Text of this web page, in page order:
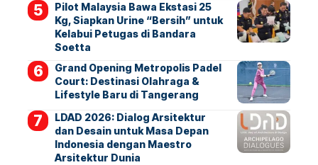
Pilot Malaysia Bawa Ekstasi 25
Kg, Siapkan Urine “Bersih” untuk
Kelabui Petugas di Bandara
Soetta
Grand Opening Metropolis Padel
Court: Destinasi Olahraga &
Lifestyle Baru di Tangerang
LDAD 2026: Dialog Arsitektur
dan Desain untuk Masa Depan
Indonesia dengan Maestro
Arsitektur Dunia